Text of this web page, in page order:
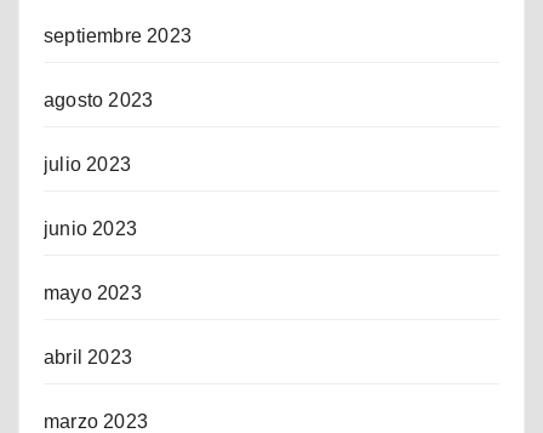
septiembre 2023
agosto 2023
julio 2023
junio 2023
mayo 2023
abril 2023
marzo 2023